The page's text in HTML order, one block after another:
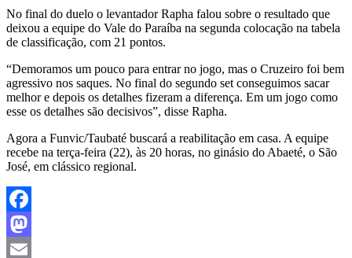
No final do duelo o levantador Rapha falou sobre o resultado que
deixou a equipe do Vale do Paraíba na segunda colocação na tabela
de classificação, com 21 pontos.
“Demoramos um pouco para entrar no jogo, mas o Cruzeiro foi bem
agressivo nos saques. No final do segundo set conseguimos sacar
melhor e depois os detalhes fizeram a diferença. Em um jogo como
esse os detalhes são decisivos”, disse Rapha.
Agora a Funvic/Taubaté buscará a reabilitação em casa. A equipe
recebe na terça-feira (22), às 20 horas, no ginásio do Abaeté, o São
José, em clássico regional.
Facebook
Mastodon